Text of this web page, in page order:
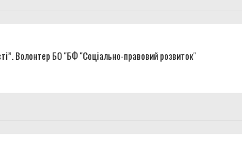
Волонтер БО "БФ "Соціально-правовий розвиток"